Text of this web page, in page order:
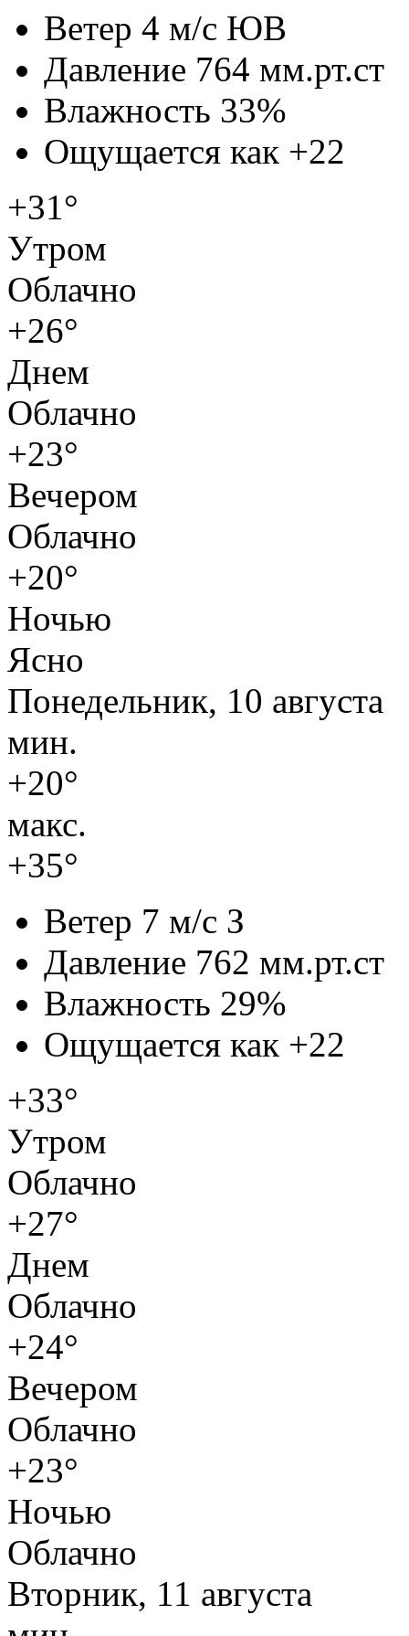
Ветер 4 м/с ЮВ
Давление 764 мм.рт.ст
Влажность 33%
Ощущается как +22
+31°
Утром
Облачно
+26°
Днем
Облачно
+23°
Вечером
Облачно
+20°
Ночью
Ясно
Понедельник, 10 августа
мин.
+20°
макс.
+35°
Ветер 7 м/с З
Давление 762 мм.рт.ст
Влажность 29%
Ощущается как +22
+33°
Утром
Облачно
+27°
Днем
Облачно
+24°
Вечером
Облачно
+23°
Ночью
Облачно
Вторник, 11 августа